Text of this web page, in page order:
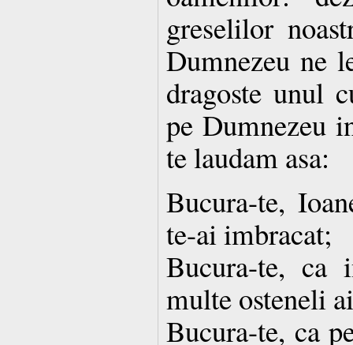
greselilor
Dumnezeu ne
dragoste unul
pe Dumnezeu
te laudam asa:
Bucura-te,
te-ai imbracat;
Bucura-te, ca
multe osteneli
Bucura-te, ca